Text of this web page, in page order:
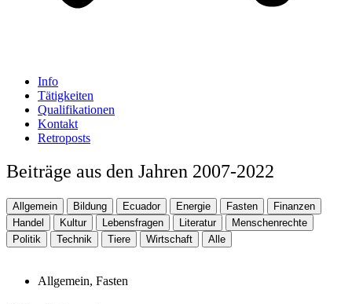
Info
Tätigkeiten
Qualifikationen
Kontakt
Retroposts
Beiträge aus den Jahren 2007-2022
Allgemein Bildung Ecuador Energie Fasten
Finanzen
Handel
Kultur Lebensfragen Literatur
Menschenrechte
Politik
Technik Tiere Wirtschaft Alle
Allgemein, Fasten